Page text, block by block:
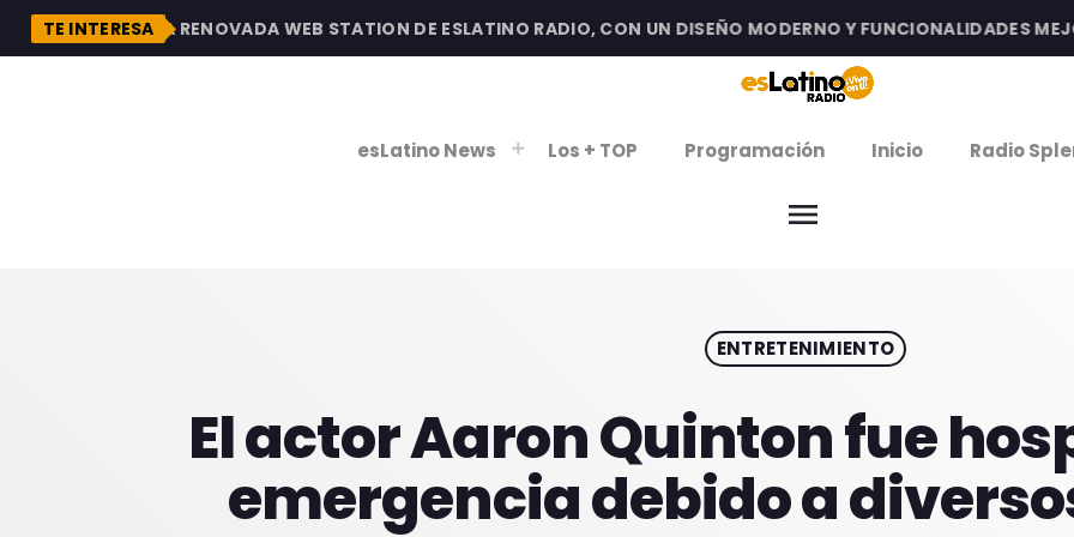
TE INTERESA
DESCUBRE LA RENOVADA WEB STATION DE ESLATINO RADIO, CON UN DISEÑO MODERNO Y FUNCIONALIDADES
esLatino News Los + TOP Programación Inicio Radio
menu
VIERNES DE ESTRENOSENTRETENIMIENTO
El actor Aaron Quinton fue
emergencia debido a